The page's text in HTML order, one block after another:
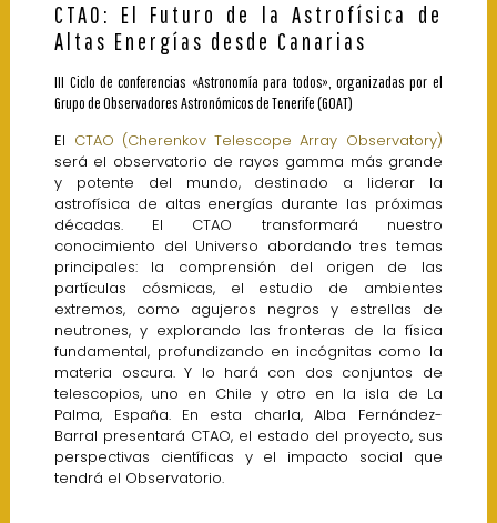
CTAO: El Futuro de la Astrofísica de
Altas Energías desde Canarias
III Ciclo de conferencias «Astronomía para todos», organizadas por el
Grupo de Observadores Astronómicos de Tenerife (GOAT)
El CTAO (Cherenkov Telescope Array Observatory)
será el observatorio de rayos gamma más grande
y potente del mundo, destinado a liderar la
astrofísica de altas energías durante las próximas
décadas. El CTAO transformará nuestro
conocimiento del Universo abordando tres temas
principales: la comprensión del origen de las
partículas cósmicas, el estudio de ambientes
extremos, como agujeros negros y estrellas de
neutrones, y explorando las fronteras de la física
fundamental, profundizando en incógnitas como la
materia oscura. Y lo hará con dos conjuntos de
telescopios, uno en Chile y otro en la isla de La
Palma, España. En esta charla, Alba Fernández-
Barral presentará CTAO, el estado del proyecto, sus
perspectivas científicas y el impacto social que
tendrá el Observatorio.